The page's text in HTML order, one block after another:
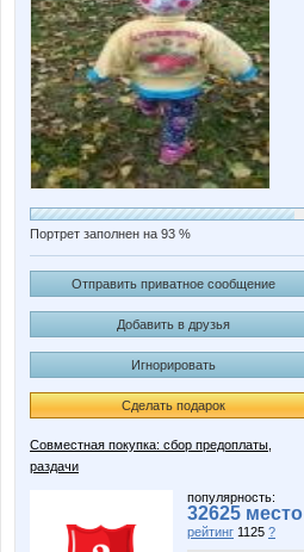
Портрет заполнен на 93 %
Отправить приватное сообщение
Добавить в друзья
Игнорировать
Сделать подарок
Совместная покупка: сбор предоплаты,
раздачи
популярность:
32625 место
рейтинг 1125 ?